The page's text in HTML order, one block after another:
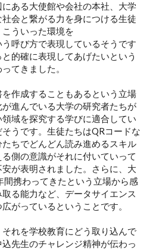
ある大使館や会社の本社、大学
会と繋がる力を身につける生徒
ういった環境を
う呼び方で表現しているそうです
的確に表現してあげたいという
てきました。
作成することもあるという立場
進んでいる大学の研究者たちが
域を探究する学びに適合してい
うです。生徒たちはQRコードな
ちでどんどん読み進めるスキル
側の意識がそれに付いていって
が表明されました。さらに、大
携わってきたという立場から感
る能力など、データサイエンス
がっているということです。
れを学校教育にどう取り込んで
先生のチャレンジ精神が伝わっ